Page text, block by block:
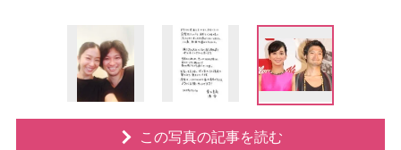
この写真の記事を読む